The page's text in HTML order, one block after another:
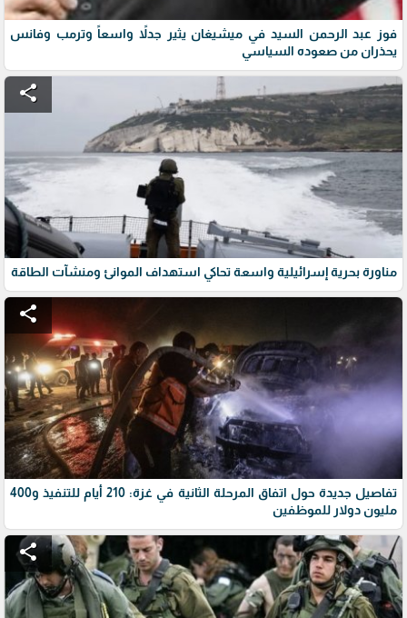
فوز عبد الرحمن السيد في ميشيغان يثير جدلاً واسعاً وترمب وفانس
يحذران من صعوده السياسي
share
مناورة بحرية إسرائيلية واسعة تحاكي استهداف الموانئ ومنشآت الطاقة
share
تفاصيل جديدة حول اتفاق المرحلة الثانية في غزة: 210 أيام للتنفيذ و400
مليون دولار للموظفين
share